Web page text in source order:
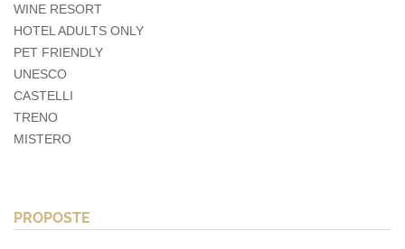
WINE RESORT
HOTEL ADULTS ONLY
PET FRIENDLY
UNESCO
CASTELLI
TRENO
MISTERO
PROPOSTE